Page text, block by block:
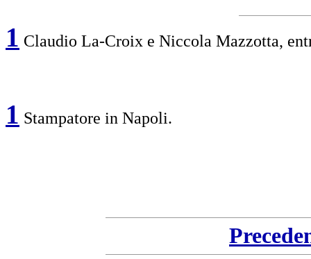
1 Claudio La-Croix e Niccola Mazzotta,
1 Stampatore in Napoli.